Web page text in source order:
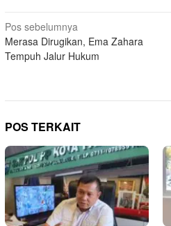
Navigasi
pos
Pos sebelumnya
Merasa Dirugikan, Ema Zahara
Tempuh Jalur Hukum
POS TERKAIT